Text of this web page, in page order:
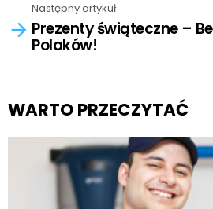
Następny artykuł
Prezenty świąteczne –
Polaków!
WARTO PRZECZYTAĆ